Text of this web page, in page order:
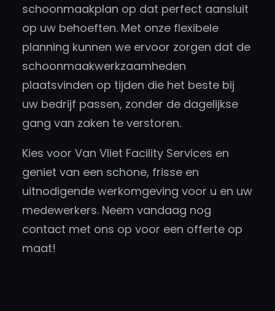
schoonmaakplan op dat perfect aansluit
op uw behoeften. Met onze flexibele
planning kunnen we ervoor zorgen dat de
schoonmaakwerkzaamheden
plaatsvinden op tijden die het beste bij
uw bedrijf passen, zonder de dagelijkse
gang van zaken te verstoren.
Kies voor Van Vliet Facility Services en
geniet van een schone, frisse en
uitnodigende werkomgeving voor u en uw
medewerkers. Neem vandaag nog
contact met ons op voor een offerte op
maat!